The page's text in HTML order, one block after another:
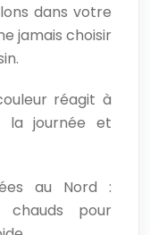
dans votre
jamais choisir
réagit à
la journée et
au Nord :
chauds pour